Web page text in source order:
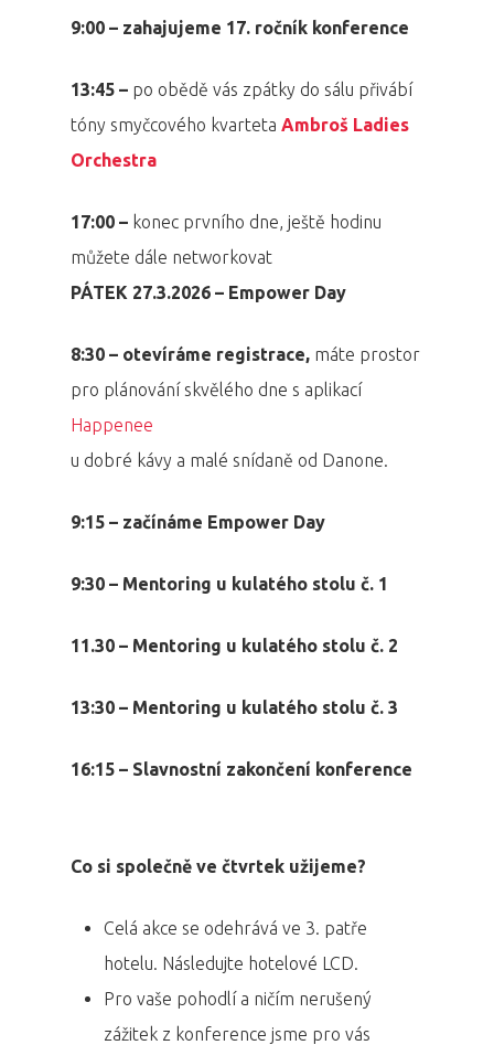
9:00 – zahajujeme 17. ročník konference
13:45 – po obědě vás zpátky do sálu přivábí
tóny smyčcového kvarteta Ambroš Ladies
Orchestra
17:00 – konec prvního dne, ještě hodinu
můžete dále networkovat
PÁTEK 27.3.2026 – Empower Day
8:30 – otevíráme registrace, máte prostor
pro plánování skvělého dne s aplikací
Happenee
u dobré kávy a malé snídaně od Danone.
9:15 – začínáme Empower Day
9:30 – Mentoring u kulatého stolu č. 1
11.30 – Mentoring u kulatého stolu č. 2
13:30 – Mentoring u kulatého stolu č. 3
16:15 – Slavnostní zakončení konference
Co si společně ve čtvrtek užijeme?
Celá akce se odehrává ve 3. patře
hotelu. Následujte hotelové LCD.
Pro vaše pohodlí a ničím nerušený
zážitek z konference jsme pro vás